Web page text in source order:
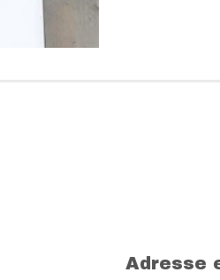
Adresse